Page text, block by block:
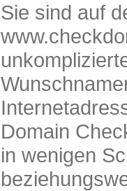
Sie sind auf
Domain
in wenigen